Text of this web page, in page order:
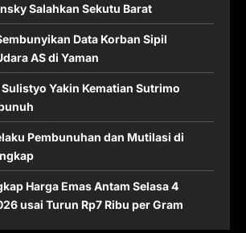
Salahkan Sekutu Barat
Data Korban Sipil
AS di Yaman
Yakin Kematian Sutrimo
Pembunuhan dan Mutilasi di
Harga Emas Antam Selasa 4
usai Turun Rp7 Ribu per Gram